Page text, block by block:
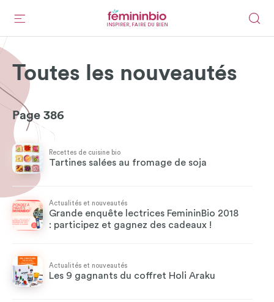
INSPIRER, FAIRE DU BIEN
Toutes les nouveautés
Page 386
Recettes de cuisine bio
Tartines salées au fromage de soja
Actualités et nouveautés
Grande enquête lectrices FemininBio 2018
: participez et gagnez des cadeaux !
Actualités et nouveautés
Les 9 gagnants du coffret Holi Araku